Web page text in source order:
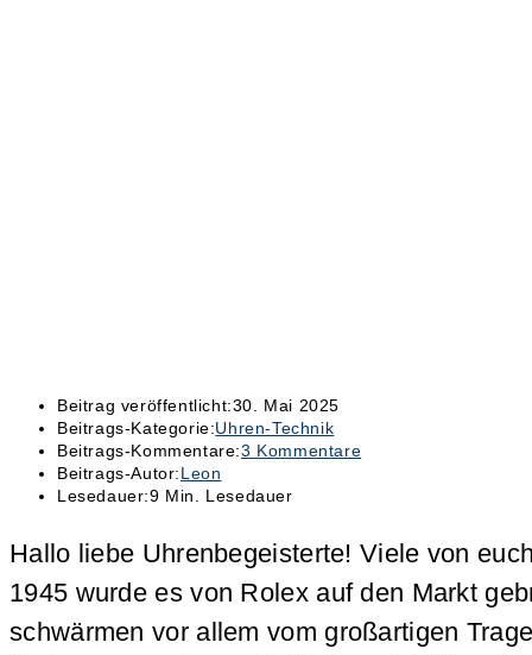
Beitrag veröffentlicht:30. Mai 2025
Beitrags-Kategorie:Uhren-Technik
Beitrags-Kommentare:3 Kommentare
Beitrags-Autor:Leon
Lesedauer:9 Min. Lesedauer
Hallo liebe Uhrenbegeisterte! Viele von
1945 wurde es von Rolex auf den Markt
schwärmen vor allem vom großartigen